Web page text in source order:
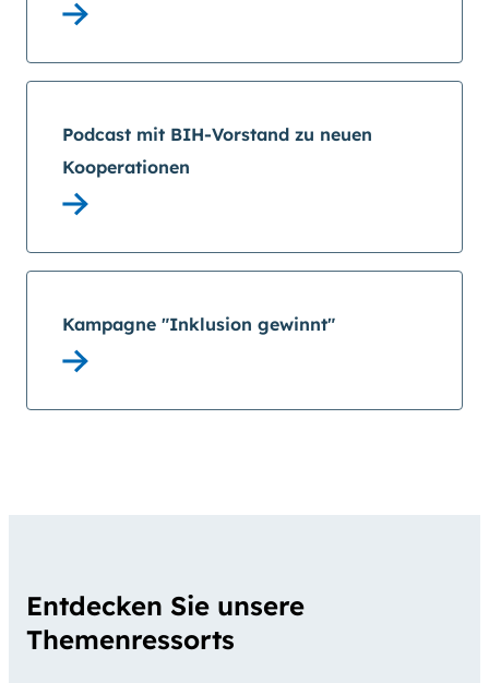
Podcast mit BIH-Vorstand zu neuen
Kooperationen
Kampagne "Inklusion gewinnt"
Entdecken Sie unsere
Themenressorts